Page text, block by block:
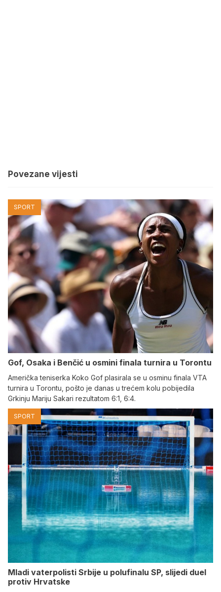
Povezane vijesti
SPORT
Gof, Osaka i Benčić u osmini finala turnira u Torontu
Američka teniserka Koko Gof plasirala se u osminu finala VTA
turnira u Torontu, pošto je danas u trećem kolu pobijedila
Grkinju Mariju Sakari rezultatom 6:1, 6:4.
SPORT
Mladi vaterpolisti Srbije u polufinalu SP, slijedi duel
protiv Hrvatske